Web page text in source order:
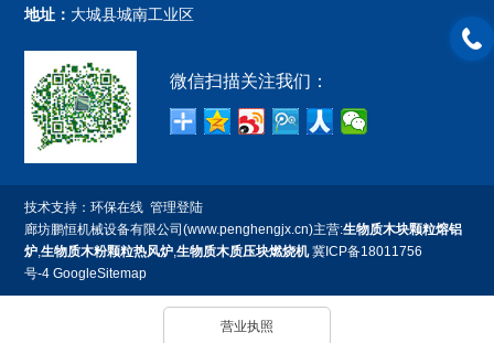
地址： 大城县城南工业区
微信扫描关注我们：
技术支持：环保在线 管理登陆
廊坊鹏恒机械设备有限公司(www.penghengjx.cn)主营:生物质木块颗粒熔铝
炉 ,生物质木粉颗粒热风炉 ,生物质木质压块燃烧机 冀ICP备18011756
号-4 GoogleSitemap
营业执照